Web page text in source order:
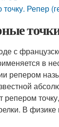
Репер
с
в
репером
В